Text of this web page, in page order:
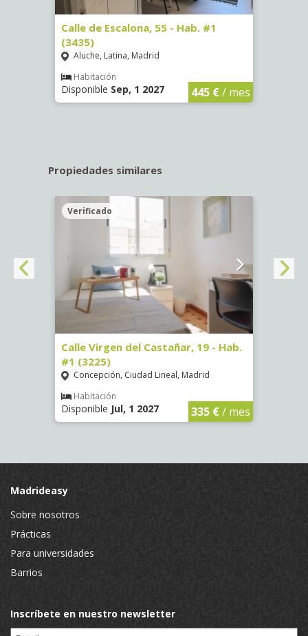
Calle de Escalona, 55 - Hab. #1
(3435)
Aluche, Latina, Madrid
Habitación
Disponible Sep, 1 2027 445 €/ mes
Propiedades similares
Verificado
Calle Virgen del Castañar, 19 - Hab.
#1 (3225)
Concepción, Ciudad Lineal, Madrid
Habitación
Disponible Jul, 1 2027 335 €/ mes
Madrideasy
Sobre nosotros
Prácticas
Para universidades
Barrios
Inscríbete en nuestro newsletter